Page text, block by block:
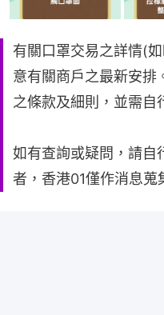
有關口罩交易之詳情(
意有關商戶之最新安排
之條款及細則，並需自
如有查詢或疑問，請自
者，香港01僅作消息蒐